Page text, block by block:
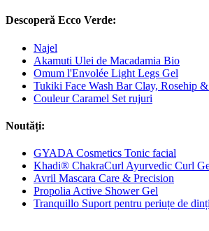
Descoperă Ecco Verde:
Najel
Akamuti Ulei de Macadamia Bio
Omum l'Envolée Light Legs Gel
Tukiki Face Wash Bar Clay, Rosehip
Couleur Caramel Set rujuri
Noutăți:
GYADA Cosmetics Tonic facial
Khadi® ChakraCurl Ayurvedic Curl
Avril Mascara Care & Precision
Propolia Active Shower Gel
Tranquillo Suport pentru periuțe de